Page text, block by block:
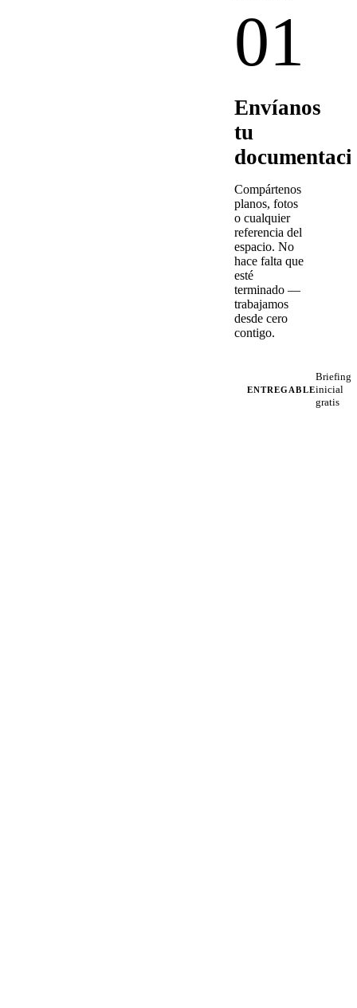
01
Envíanos
tu
Compártenos
planos, fotos
o cualquier
referencia del
espacio. No
hace falta que
esté
terminado —
trabajamos
desde cero
contigo.
ENTREGABLE
Briefing
inicial
gratis